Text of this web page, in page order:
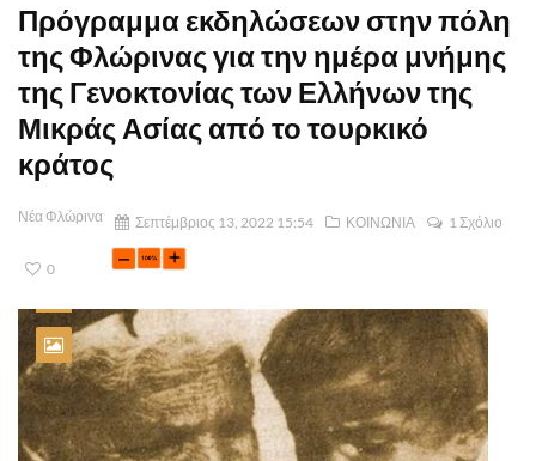
Πρόγραμμα εκδηλώσεων στην πόλη
της Φλώρινας για την ημέρα μνήμης
της Γενοκτονίας των Ελλήνων της
Μικράς Ασίας από το τουρκικό
κράτος
Νέα Φλώρινα Σεπτέμβριος 13, 2022 15:54 ΚΟΙΝΩΝΙΑ 1 Σχόλιο
0